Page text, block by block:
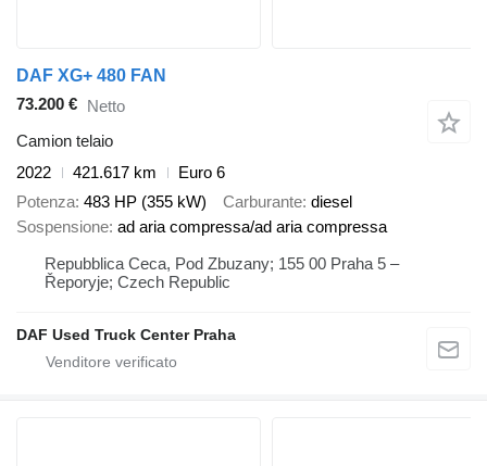
DAF XG+ 480 FAN
73.200 € Netto
Camion telaio
2022
421.617 km
Euro 6
Potenza 483 HP (355 kW) Carburante diesel
Sospensione ad aria compressa/ad aria compressa
Repubblica Ceca, Pod Zbuzany; 155 00 Praha 5 –
Řeporyje; Czech Republic
DAF Used Truck Center Praha